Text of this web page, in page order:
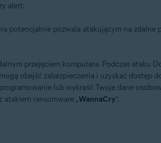
alert:
potencjalnie pozwala atakującym na zdalne
przejęciem komputera. Podczas ataku
obejść zabezpieczenia i uzyskać dostęp
lub wykraść Twoje dane
ransomware „WannaCry”.